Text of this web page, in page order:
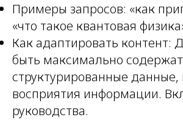
Примеры запросов: «как
«что такое квантовая
Как адаптировать контент:
быть максимально
структурированные
восприятия информации.
руководства.